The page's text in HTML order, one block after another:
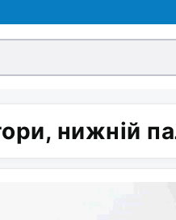
нижній